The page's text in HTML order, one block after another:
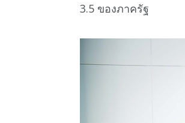
3.5 ของภาครัฐ